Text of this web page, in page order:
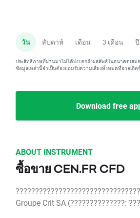
วัน สัปดาห์ เดือน 3 เดือน ปี
ประสิทธิภาพที่ผ่านมาไม่ได้บ่งบอกถึงผลลัพธ์ในอนาคตเส
ข้อมูลเหล่านี้จำเป็นต้องยอมรับความเสี่ยงทั้งหมดที่อาจเกิ
Download free
ABOUT INSTRUMENT
ซื้อขาย CEN.FR CFD
Groupe Crit SA (??????????????: